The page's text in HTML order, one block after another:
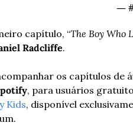
—
capítulo, “The Boy Who
Radcliffe.
os capítulos de
, para usuários
Kids, disponível